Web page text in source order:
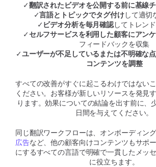
✓翻訳されたビデオを公開する前に基線
✓言語とトピックでタグ付けして適切
✓ビデオ分析を毎月確認してトレン
✓セルフサービスを利用した顧客にアン
フィードバックを収集
✓ユーザーが不足しているまたは不明確な
コンテンツを調整
すべての改善がすぐに起こるわけではない
ください。お客様が新しいリソースを発見
ります。効果についての結論を出す前に、
日間を与えてください。
同じ翻訳ワークフローは、オンボーディン
広告など、他の顧客向けコンテンツもサポ
にするすべての言語で明確で一貫したメッ
に役立ちます。